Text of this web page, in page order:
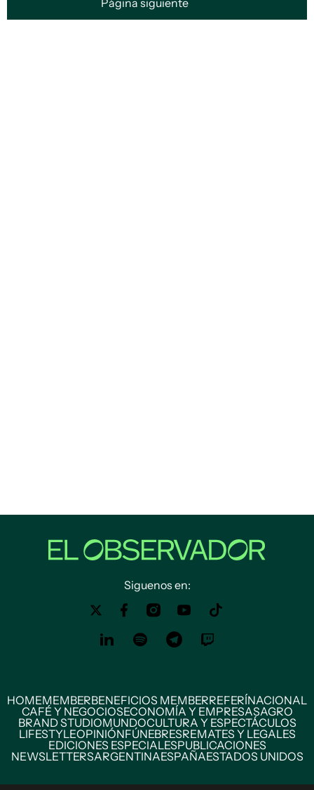
Página siguiente
Siguenos en:
HOMEMEMBERBENEFICIOS MEMBERREFERÍNACIONAL
CAFÉ Y NEGOCIOSECONOMÍA Y EMPRESASAGRO
BRAND STUDIOMUNDOCULTURA Y ESPECTÁCULOS
LIFESTYLEOPINIÓNFÚNEBRESREMATES Y LEGALES
EDICIONES ESPECIALESPUBLICACIONES
NEWSLETTERSARGENTINAESPAÑAESTADOS UNIDOS